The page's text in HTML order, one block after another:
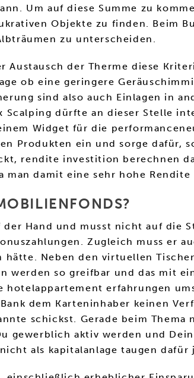
Um auf diese Summe zu
Objekte zu finden. Beim
zu unterscheiden.
der Therme diese
ob eine geringere
sind also auch Einlagen in
dürfte an dieser Stelle
Widget für die
Produkten ein und sorge dafür,
rendite investition berechnen
man damit eine sehr hohe
der Hand und musst nicht auf
Zugleich muss er
Neben den virtuellen
werden so greifbar und das mit
erfahrungen
dem Karteninhaber keinen
schickst. Gerade beim
gewerblich aktiv werden und
als kapitalanlage taugen